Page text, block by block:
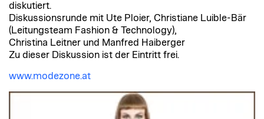
diskutiert.
Diskussionsrunde mit Ute Ploier, Christiane Luible-Bär
(Leitungsteam Fashion & Technology),
Christina Leitner und Manfred Haiberger
Zu dieser Diskussion ist der Eintritt frei.
www.modezone.at